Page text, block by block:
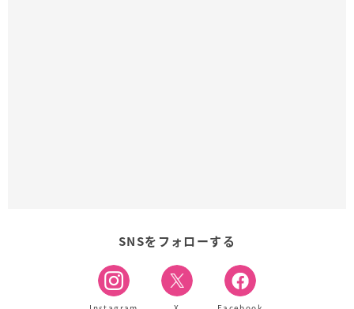
SNSをフォローする